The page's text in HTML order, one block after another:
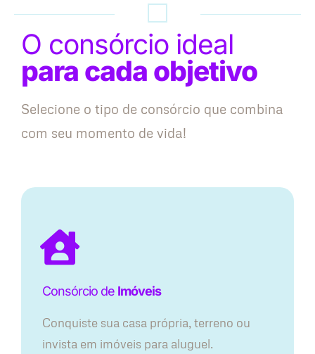
O consórcio ideal
para cada objetivo
Selecione o tipo de consórcio que combina
com seu momento de vida!
Consórcio de Imóveis
Conquiste sua casa própria, terreno ou
invista em imóveis para aluguel.